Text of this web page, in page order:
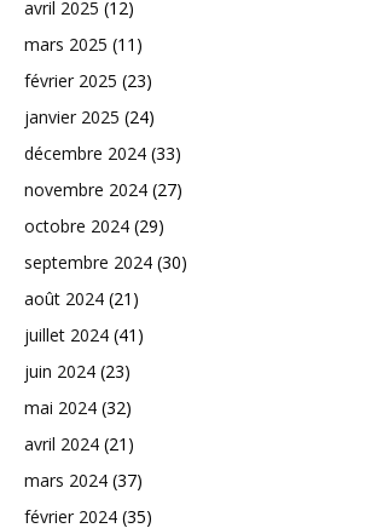
avril 2025 (12)
mars 2025 (11)
février 2025 (23)
janvier 2025 (24)
décembre 2024 (33)
novembre 2024 (27)
octobre 2024 (29)
septembre 2024 (30)
août 2024 (21)
juillet 2024 (41)
juin 2024 (23)
mai 2024 (32)
avril 2024 (21)
mars 2024 (37)
février 2024 (35)